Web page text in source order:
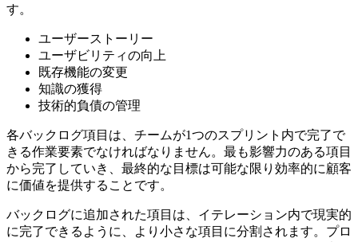
す。
ユーザーストーリー
ユーザビリティの向上
既存機能の変更
知識の獲得
技術的負債の管理
各バックログ項目は、チームが1つのスプリント内で完了で
きる作業要素でなければなりません。最も影響力のある項目
から完了していき、最終的な目標は可能な限り効率的に顧客
に価値を提供することです。
バックログに追加された項目は、イテレーション内で現実的
に完了できるように、より小さな項目に分割されます。プロ